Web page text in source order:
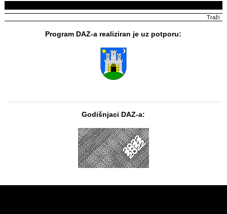
Program DAZ-a realiziran je uz potporu:
Godišnjaci DAZ-a: